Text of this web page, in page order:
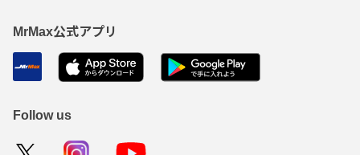
MrMax公式アプリ
Follow us